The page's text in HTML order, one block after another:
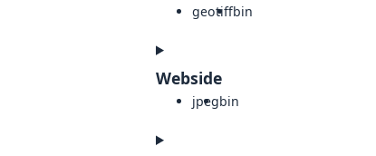
geotiffbin
Webside
jpegbin